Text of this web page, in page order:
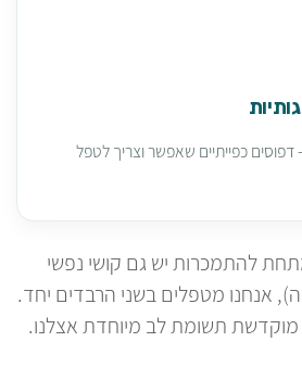
דפוסים כפייתיים שאפשר וצריך לטפל
להתמכרות יש גם קושי נפשי
אנחנו מטפלים בשני הרבדים יחד.
מוקדשת תשומת לב מיוחדת אצלנו.